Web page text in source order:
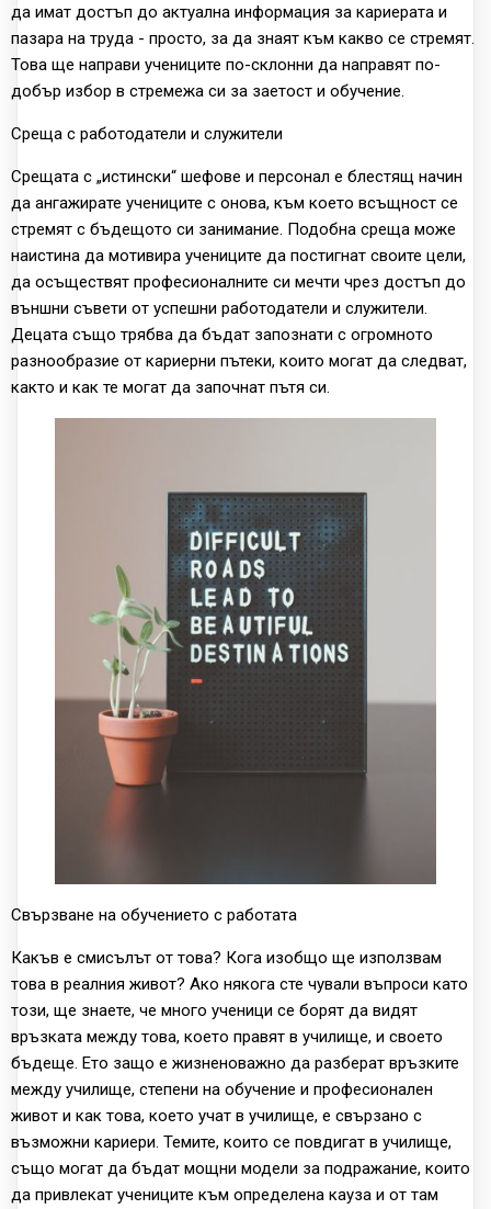
да имат достъп до актуална информация за кариерата и
пазара на труда - просто, за да знаят към какво се стремят.
Това ще направи учениците по-склонни да направят по-
добър избор в стремежа си за заетост и обучение.
Среща с работодатели и служители
Срещата с „истински“ шефове и персонал е блестящ начин
да ангажирате учениците с онова, към което всъщност се
стремят с бъдещото си занимание. Подобна среща може
наистина да мотивира учениците да постигнат своите цели,
да осъществят професионалните си мечти чрез достъп до
външни съвети от успешни работодатели и служители.
Децата също трябва да бъдат запознати с огромното
разнообразие от кариерни пътеки, които могат да следват,
както и как те могат да започнат пътя си.
Свързване на обучението с работата
Какъв е смисълът от това? Кога изобщо ще използвам
това в реалния живот? Ако някога сте чували въпроси като
този, ще знаете, че много ученици се борят да видят
връзката между това, което правят в училище, и своето
бъдеще. Ето защо е жизненоважно да разберат връзките
между училище, степени на обучение и професионален
живот и как това, което учат в училище, е свързано с
възможни кариери. Темите, които се повдигат в училище,
също могат да бъдат мощни модели за подражание, които
да привлекат учениците към определена кауза и от там